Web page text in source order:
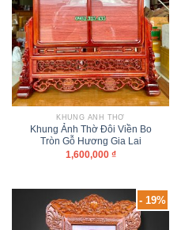
KHUNG ẢNH THỜ
Khung Ảnh Thờ Đôi Viền Bo
Tròn Gỗ Hương Gia Lai
1,600,000 ₫
- 19%